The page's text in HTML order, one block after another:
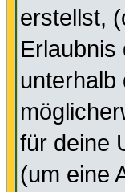
erstellst,
unterhalb
für deine
(um eine